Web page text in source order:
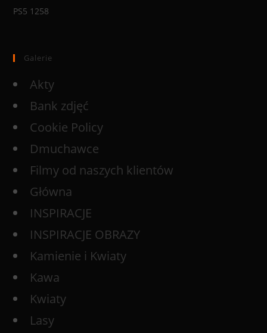
PS5 1258
Galerie
Akty
Bank zdjęć
Cookie Policy
Dmuchawce
Filmy od naszych klientów
Główna
INSPIRACJE
INSPIRACJE OBRAZY
Kamienie i Kwiaty
Kawa
Kwiaty
Lasy